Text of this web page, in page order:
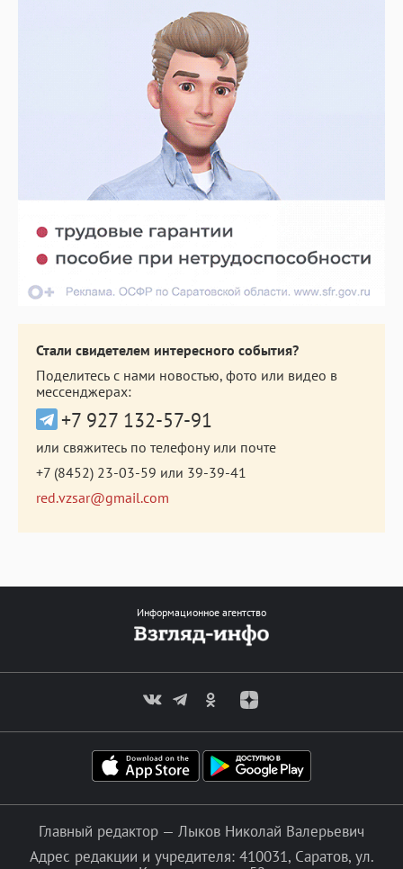
Стали свидетелем интересного события?
Поделитесь с нами новостью, фото или видео в
мессенджерах:
+7 927 132-57-91
или свяжитесь по телефону или почте
+7 (8452) 23-03-59 или 39-39-41
red.vzsar@gmail.com
Информационное агентство
Главный редактор — Лыков Николай Валерьевич
Адрес редакции и учредителя: 410031, Саратов, ул.